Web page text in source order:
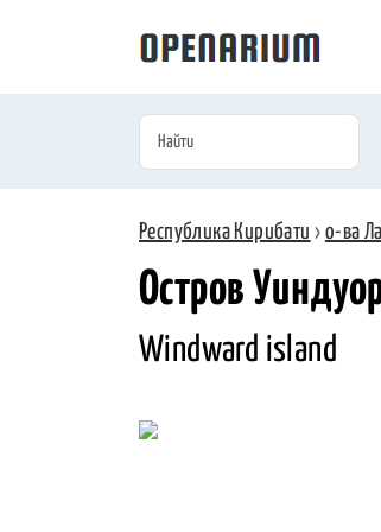
Республика Кирибати › о-ва
Остров
Windward island